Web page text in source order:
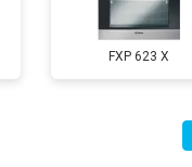
FXP 623 X